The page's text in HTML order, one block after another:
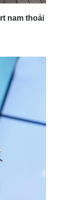
nam thoải